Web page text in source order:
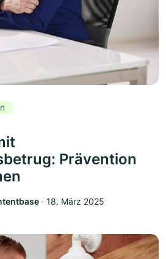
Prävention
‧ 18. März 2025